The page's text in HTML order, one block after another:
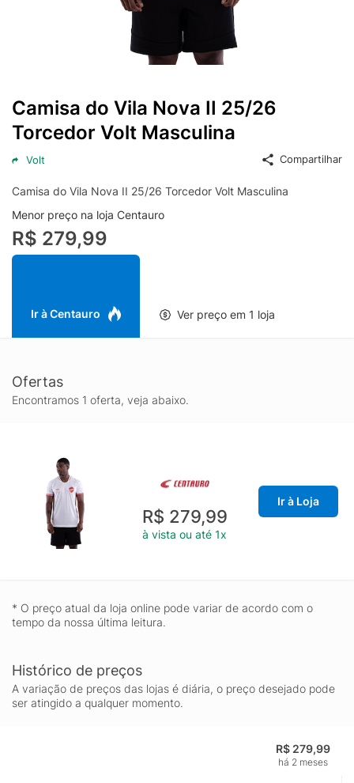
Camisa do Vila Nova II 25/26
Torcedor Volt Masculina
Volt Compartilhar
Camisa do Vila Nova II 25/26 Torcedor Volt Masculina
Menor preço na loja Centauro
R$ 279,99
Ir à Centauro Ver preço em 1 loja
Ofertas
Encontramos 1 oferta, veja abaixo.
R$ 279,99
à vista ou até 1x
Ir à Loja
* O preço atual da loja online pode variar de acordo com o
tempo da nossa última leitura.
Histórico de preços
A variação de preços das lojas é diária, o preço desejado pode
ser atingido a qualquer momento.
R$ 279,99
há 2 meses